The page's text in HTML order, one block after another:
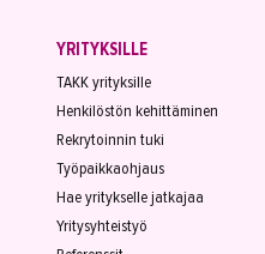
YRITYKSILLE
TAKK yrityksille
Henkilöstön kehittäminen
Rekrytoinnin tuki
Työpaikkaohjaus
Hae yritykselle jatkajaa
Yritysyhteistyö